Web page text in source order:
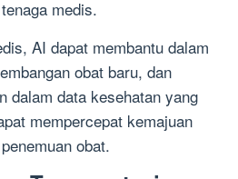
medis.
AI dapat membantu dalam
obat baru, dan
dalam data kesehatan yang
mempercepat kemajuan
obat.